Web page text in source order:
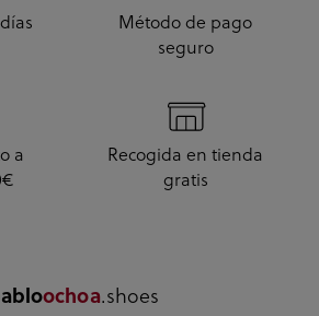
Método de pago
seguro
a
Recogida en tienda
gratis
ochoa.shoes